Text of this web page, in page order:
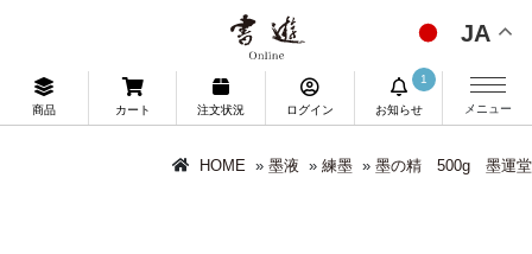
JA
商品 カート 注文状況 ログイン お知らせ
1
メニュー
HOME » 墨液 » 練墨 » 墨の精 500g 墨運堂